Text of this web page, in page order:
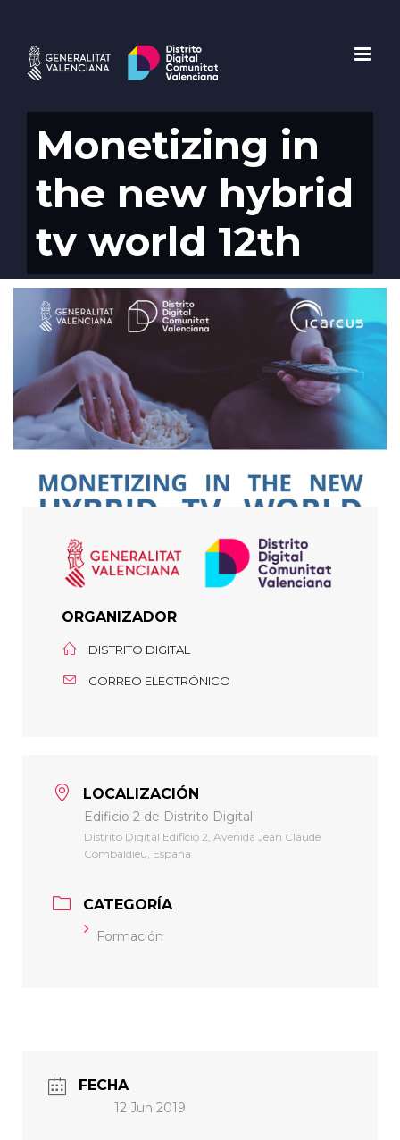
contenido
Monetizing in
the new hybrid
tv world 12th
ORGANIZADOR
DISTRITO DIGITAL
CORREO ELECTRÓNICO
LOCALIZACIÓN
Edificio 2 de Distrito Digital
Distrito Digital Edificio 2, Avenida Jean Claude
Combaldieu, España
CATEGORÍA
Formación
FECHA
12 Jun 2019